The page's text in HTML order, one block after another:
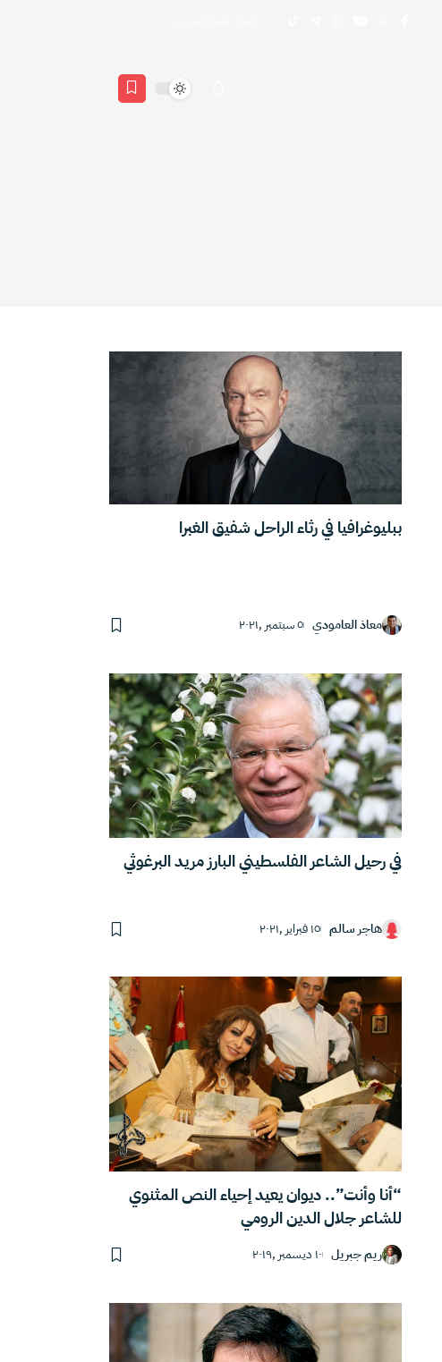
ببليوغرافيا في رثاء الراحل شفيق الغبرا
معاذ العامودي ٥ سبتمبر ,٢٠٢١
في رحيل الشاعر الفلسطيني البارز مريد البرغوثي
هاجر سالم ١٥ فبراير ,٢٠٢١
“أنا وأنت”.. ديوان يعيد إحياء النص المثنوي
للشاعر جلال الدين الرومي
ريم جبريل ١٠ ديسمبر ,٢٠١٩